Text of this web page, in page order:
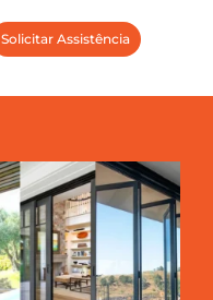
Solicitar Assistência